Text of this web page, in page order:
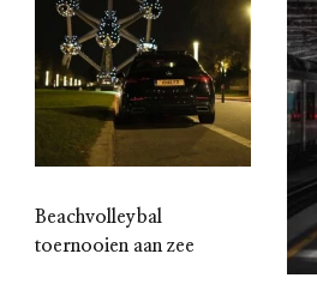
Beachvolleybal
toernooien aan zee